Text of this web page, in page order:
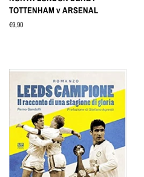
TOTTENHAM v ARSENAL
Prezzo
€9,90